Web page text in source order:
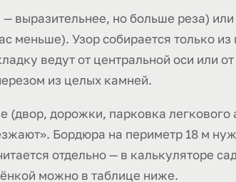
выразительнее, но больше реза)
меньше). Узор собирается только
ведут от центральной оси или
из целых камней.
дорожки, парковка легкового
Бордюра на периметр 18 м
отдельно — в калькуляторе
можно в таблице ниже.